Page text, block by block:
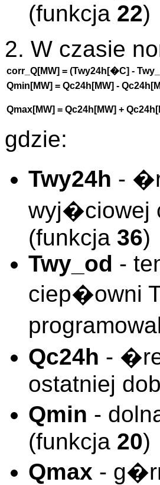
(funkcja 22)
2. W czasie
corr_Q[MW] = (Twy24h[�C] -
Qmin[MW] = Qc24h[MW] -
Qmax[MW] = Qc24h[MW] +
gdzie:
Twy24h -
wyj�ciowej
(funkcja 36)
Twy_od -
ciep�owni
Qc24h -
ostatniej
Qmin -
(funkcja 20)
Qmax -